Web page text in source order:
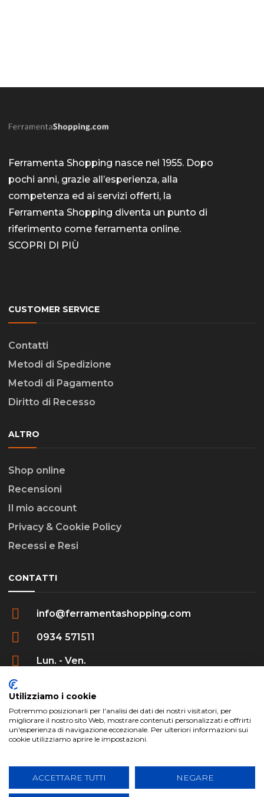
Ferramenta Shopping nasce nel 1955. Dopo
pochi anni, grazie all’esperienza, alla
competenza ed ai servizi offerti, la
Ferramenta Shopping diventa un punto di
riferimento come ferramenta online.
SCOPRI DI PIÙ
CUSTOMER SERVICE
Contatti
Metodi di Spedizione
Metodi di Pagamento
Diritto di Recesso
ALTRO
Shop online
Recensioni
Il mio account
Privacy & Cookie Policy
Recessi e Resi
CONTATTI
info@ferramentashopping.com
0934 571511
Lun. - Ven.
Creative Agency | All Rights Reserved.
Utilizziamo i cookie
Potremmo posizionarli per l'analisi dei dati dei nostri visitatori, per
migliorare il nostro sito Web, mostrare contenuti personalizzati e offrirti
un'esperienza di navigazione eccezionale. Per ulteriori informazioni sui
cookie utilizziamo aprire le impostazioni.
ACCETTARE TUTTI NEGARE